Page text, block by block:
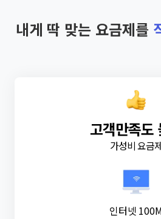
내게 딱 맞는 요금제를
고객만족도
가성비 요금
인터넷